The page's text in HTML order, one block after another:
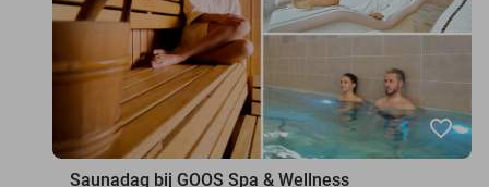
favorite_border
Saunadag bij GOOS Spa & Wellness